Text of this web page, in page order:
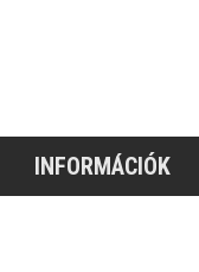
INFORMÁCIÓK